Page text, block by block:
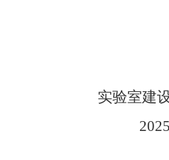
实验室建